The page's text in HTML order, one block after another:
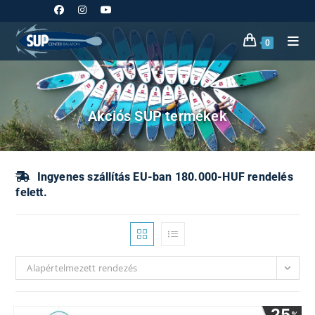
content
0
Akciós SUP termékek
Ingyenes szállítás EU-ban 180.000-HUF rendelés
felett.
Alapértelmezett rendezés